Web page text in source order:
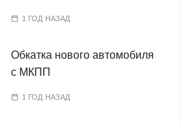
1 ГОД НАЗАД
Обкатка нового автомобиля
с МКПП
1 ГОД НАЗАД